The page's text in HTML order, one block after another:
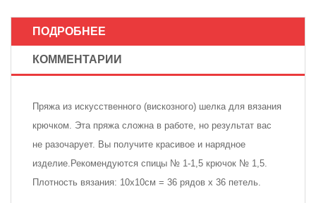
ПОДРОБНЕЕ
КОММЕНТАРИИ
Пряжа из искусственного (вискозного) шелка для вязания
крючком. Эта пряжа сложна в работе, но результат вас
не разочарует. Вы получите красивое и нарядное
изделие.Рекомендуются спицы № 1-1,5 крючок № 1,5.
Плотность вязания: 10х10см = 36 рядов х 36 петель.